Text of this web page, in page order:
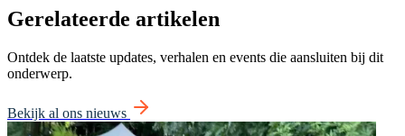
Gerelateerde artikelen
Ontdek de laatste updates, verhalen en events die aansluiten bij dit
onderwerp.
Bekijk al ons nieuws